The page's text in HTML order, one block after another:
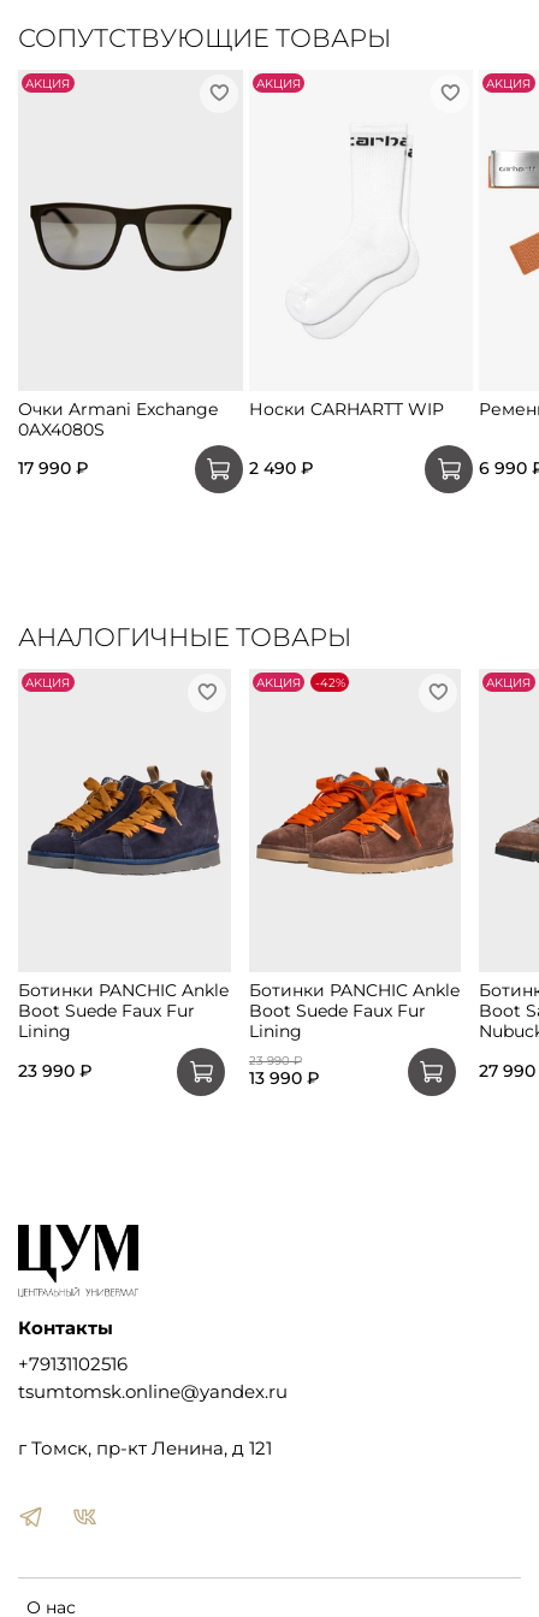
СОПУТСТВУЮЩИЕ ТОВАРЫ
АKЦИЯ
Очки Armani Exchange
0AX4080S
17 990 ₽
АKЦИЯ
Носки CARHARTT WIP
2 490 ₽
АKЦИЯ
6 990
АНАЛОГИЧНЫЕ ТОВАРЫ
АKЦИЯ
Ботинки PANCHIC Ankle
Boot Suede Faux Fur
Lining
23 990 ₽
АKЦИЯ -42%
Ботинки PANCHIC Ankle
Boot Suede Faux Fur
Lining
23 990 ₽
13 990 ₽
АKЦИЯ
Boot
27
О нас
Контакты
+79131102516
tsumtomsk.online@yandex.ru
г Томск, пр-кт Ленина, д 121